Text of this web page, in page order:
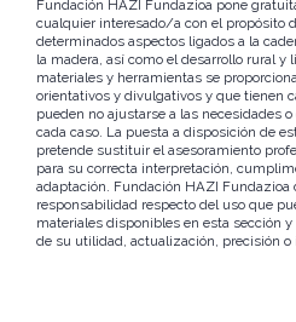
Fundación HAZI Fundazioa pone
cualquier interesado/a con el propósito
determinados aspectos ligados a la
la madera, así como el desarrollo rural y
materiales y herramientas se
orientativos y divulgativos y que tienen
pueden no ajustarse a las necesidades
cada caso. La puesta a disposición de
pretende sustituir el asesoramiento
para su correcta interpretación,
adaptación. Fundación HAZI Fundazioa
responsabilidad respecto del uso que
materiales disponibles en esta sección
de su utilidad, actualización, precisión o